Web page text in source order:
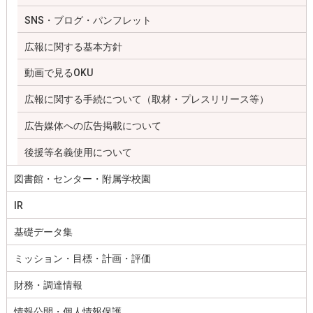
SNS・ブログ・パンフレット
広報に関する基本方針
動画で見るOKU
広報に関する手続について（取材・プレスリリース等）
広告媒体への広告掲載について
後援等名義使用について
図書館・センター・附属学校園
IR
基礎データ集
ミッション・目標・計画・評価
財務・調達情報